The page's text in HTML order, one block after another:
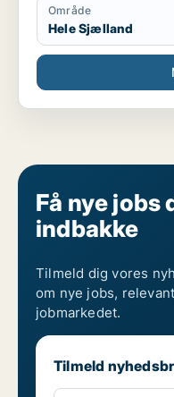
Område
Hele Sjælland
Få nye jobs
indbakke
Tilmeld dig vores
om nye jobs,
jobmarkedet.
Tilmeld